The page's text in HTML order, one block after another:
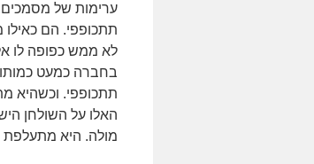
ערימות של
תתכופפי. הם
לא ממש כפופה לו
בחברה כמעט
תתכופפי. וכשהיא
האלו על השולחן
מולה. היא מתעלפת